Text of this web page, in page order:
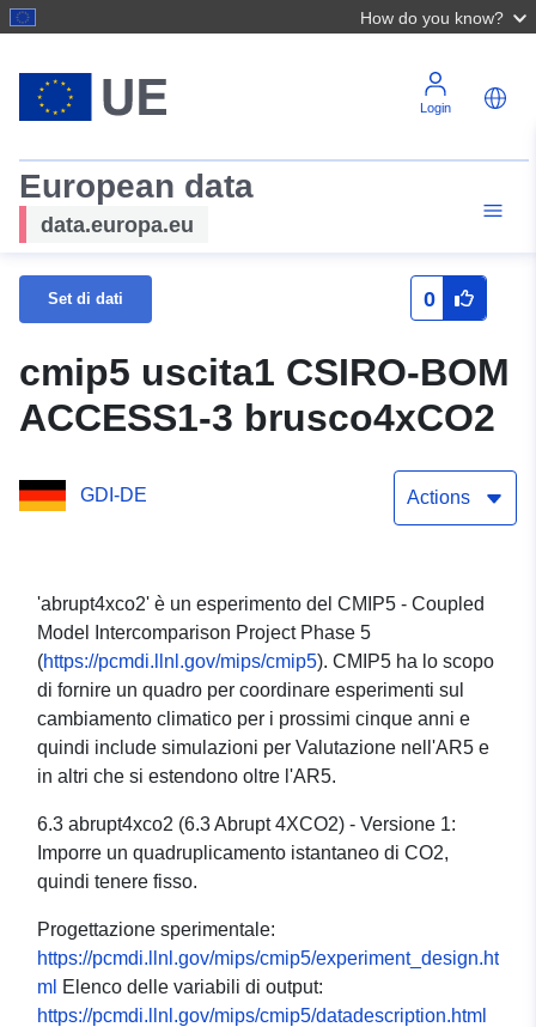
How do you know?
Login
European data
data.europa.eu
Set di dati 0
cmip5 uscita1 CSIRO-BOM
ACCESS1-3 brusco4xCO2
GDI-DE Actions
'abrupt4xco2' è un esperimento del CMIP5 - Coupled
Model Intercomparison Project Phase 5
(https://pcmdi.llnl.gov/mips/cmip5). CMIP5 ha lo scopo
di fornire un quadro per coordinare esperimenti sul
cambiamento climatico per i prossimi cinque anni e
quindi include simulazioni per Valutazione nell'AR5 e
in altri che si estendono oltre l'AR5.
6.3 abrupt4xco2 (6.3 Abrupt 4XCO2) - Versione 1:
Imporre un quadruplicamento istantaneo di CO2,
quindi tenere fisso.
Progettazione sperimentale:
https://pcmdi.llnl.gov/mips/cmip5/experiment_design.ht
ml Elenco delle variabili di output:
https://pcmdi.llnl.gov/mips/cmip5/datadescription.html